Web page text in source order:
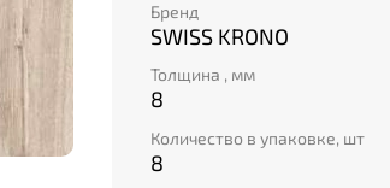
Бренд
SWISS KRONO
Толщина , мм
8
Количество в упаковке, шт
8